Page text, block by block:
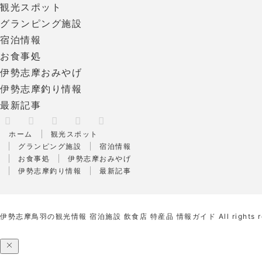
観光スポット
グランピング施設
宿泊情報
お食事処
伊勢志摩おみやげ
伊勢志摩釣り情報
最新記事
FacebookInstagramPinterest
RSS
ホーム
観光スポット
グランピング施設
宿泊情報
お食事処
伊勢志摩おみやげ
伊勢志摩釣り情報
最新記事
伊勢志摩鳥羽の観光情報 宿泊施設 飲食店 特産品 情報ガイド All rights